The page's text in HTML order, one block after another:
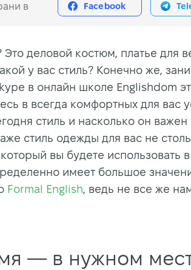
в Facebook
деловой костюм, платье для
у вас стиль? Конечно же,
в онлайн школе Englishdom
в всегда комфортных для вас
стиль и насколько он важен
стиль одежды для вас не столь
вы будете использовать
имеет большое
Formal English, ведь не все же
— в нужном